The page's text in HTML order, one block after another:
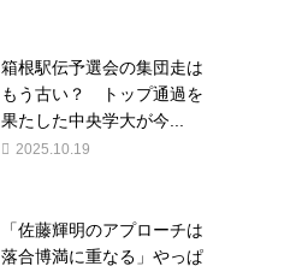
箱根駅伝予選会の集団走は
もう古い？ トップ通過を
果たした中央学大が今...
2025.10.19
「佐藤輝明のアプローチは
落合博満に重なる」やっぱ